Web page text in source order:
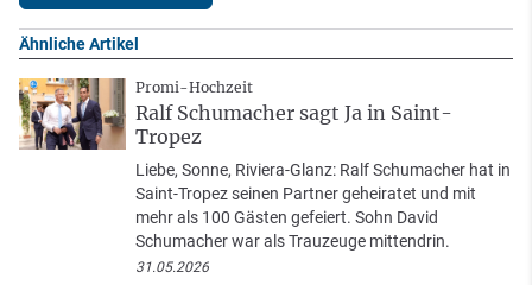
Ähnliche Artikel
Promi-Hochzeit
Ralf Schumacher sagt Ja in Saint-
Tropez
Liebe, Sonne, Riviera-Glanz: Ralf Schumacher hat in
Saint-Tropez seinen Partner geheiratet und mit
mehr als 100 Gästen gefeiert. Sohn David
Schumacher war als Trauzeuge mittendrin.
31.05.2026